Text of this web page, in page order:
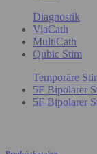
Diagnostik
ViaCath
MultiCath
Qubic Stim
Temporäre
5F Bipolarer
5F Bipolarer